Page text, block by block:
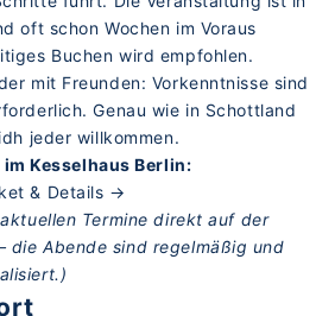
oft schon Wochen im Voraus
Buchen wird empfohlen.
mit Freunden: Vorkenntnisse sind
Genau wie in Schottland
jeder willkommen.
Kesselhaus Berlin:
& Details →
Termine direkt auf der
die Abende sind regelmäßig und